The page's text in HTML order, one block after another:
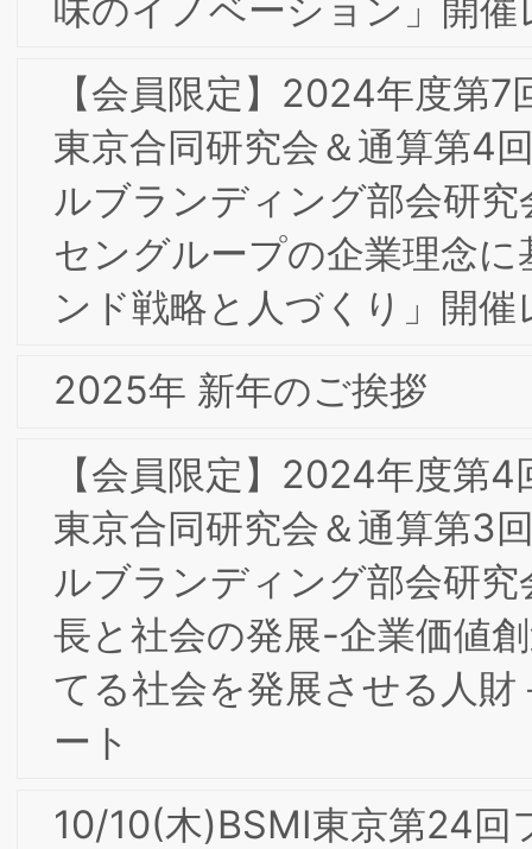
【会員限定】2024年2月第4回東京/大阪
ング2023-レスポンスとブランディン
の融合 ～大手食品メーカー、大手アパ
ルの事例から」開催レポート
2/26(月)第8回ＢＳＭＩ東京/大阪合同専
門部会研究会＆第１回（通算第２回）知
的財産部会研究会
2/26(月)第13期（2023年度）第２回理
事会開催
２/９(金)第7回BSMI東京/大阪合同研究
＆第1回（通算第２回）インターナルブ
ランディング部会研究会
2024年 新年のご挨拶
【会員限定】2023年6月 東京第22回フ
ォーラム開催レポート
【会員限定】2023年10月第4回東京/大
ィング2023-レスポンスとブランディ